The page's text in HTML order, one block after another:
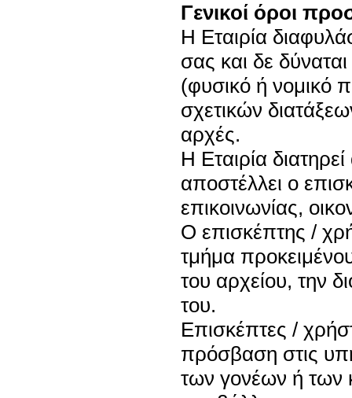
Γενικοί όροι
Η Εταιρία
σας και δε
(φυσικό ή νομικό
σχετικών
αρχές.
Η Εταιρία
αποστέλλει ο
επικοινωνίας,
Ο επισκέπτης /
τμήμα
του αρχείου, την
του.
Επισκέπτες /
πρόσβαση στις
των γονέων ή των